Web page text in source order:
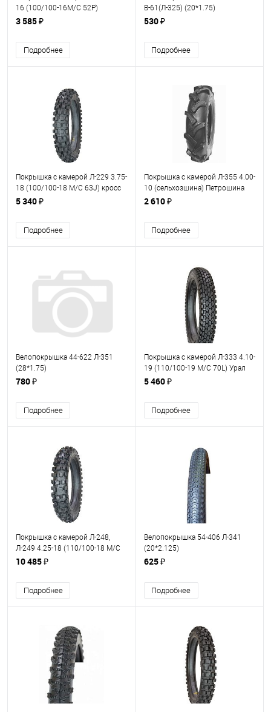
16 (100/100-16M/C 52P)
Петрошина
3 585 ₽
Подробнее
В-61(Л-325) (20*1.75)
530 ₽
Подробнее
Покрышка с камерой Л-229 3.75-
18 (100/100-18 M/C 63J) кросс
Петрошина
5 340 ₽
Подробнее
Покрышка с камерой Л-355 4.00-
10 (сельхозшина) Петрошина
2 610 ₽
Подробнее
Велопокрышка 44-622 Л-351
(28*1.75)
780 ₽
Подробнее
Покрышка с камерой Л-333 4.10-
19 (110/100-19 M/C 70L) Урал
Петрошина
5 460 ₽
Подробнее
Покрышка с камерой Л-248,
Л-249 4.25-18 (110/100-18 M/C
64P) кросс Петрошина
10 485 ₽
Подробнее
Велопокрышка 54-406 Л-341
(20*2.125)
625 ₽
Подробнее